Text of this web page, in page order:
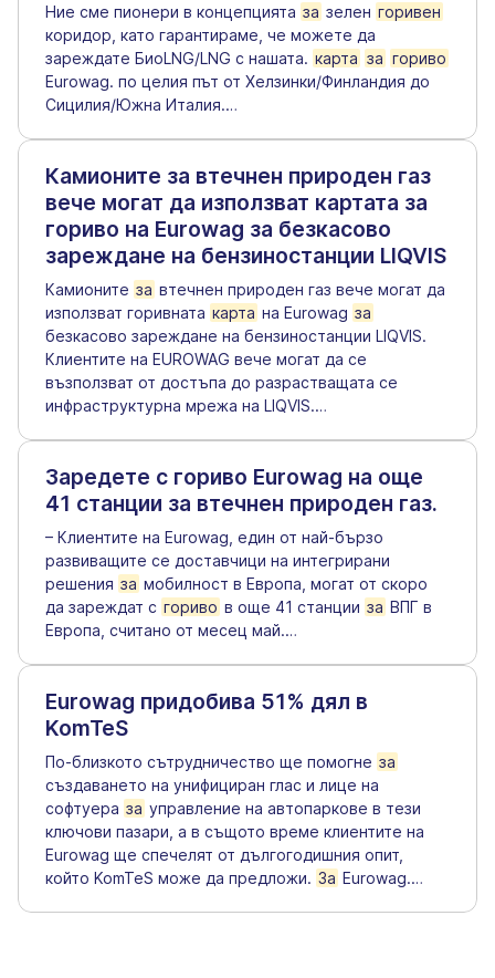
Ние сме пионери в концепцията за зелен горивен
коридор, като гарантираме, че можете да
зареждате БиоLNG/LNG с нашата. карта за гориво
Eurowag. по целия път от Хелзинки/Финландия до
Сицилия/Южна Италия.…
Камионите за втечнен природен газ
вече могат да използват картата за
гориво на Eurowag за безкасово
зареждане на бензиностанции LIQVIS
Камионите за втечнен природен газ вече могат да
използват горивната карта на Eurowag за
безкасово зареждане на бензиностанции LIQVIS.
Клиентите на EUROWAG вече могат да се
възползват от достъпа до разрастващата се
инфраструктурна мрежа на LIQVIS.…
Заредете с гориво Eurowag на още
41 станции за втечнен природен газ.
– Клиентите на Eurowag, един от най-бързо
развиващите се доставчици на интегрирани
решения за мобилност в Европа, могат от скоро
да зареждат с гориво в още 41 станции за ВПГ в
Европа, считано от месец май.…
Eurowag придобива 51% дял в
KomTeS
По-близкото сътрудничество ще помогне за
създаването на унифициран глас и лице на
софтуера за управление на автопаркове в тези
ключови пазари, а в същото време клиентите на
Eurowag ще спечелят от дългогодишния опит,
който KomTeS може да предложи. За Eurowag.…